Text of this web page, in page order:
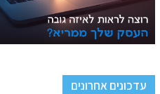
עדכונים אחרונים